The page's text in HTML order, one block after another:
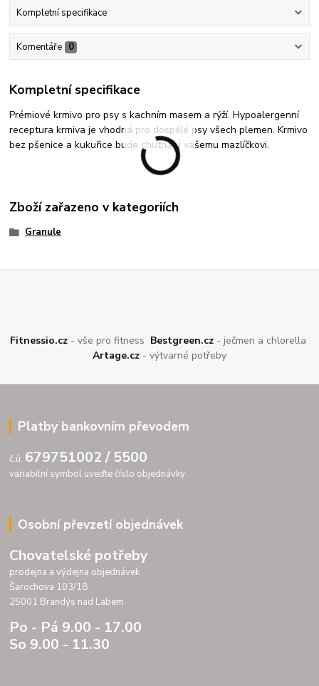
Kompletní specifikace
Komentáře 0
Kompletní specifikace
Prémiové krmivo pro psy s kachním masem a rýží. Hypoalergenní
receptura krmiva je vhodná pro dospělé psy všech plemen. Krmivo
bez pšenice a kukuřice bude chutnat i vašemu mazlíčkovi.
Zboží zařazeno v kategoriích
Granule
Fitnessio.cz - vše pro fitness Bestgreen.cz - ječmen a chlorella
Artage.cz - výtvarné potřeby
Platby bankovním převodem
č.ú. 679751002 / 5500
variabilní symbol uveďte číslo objednávky
Osobní převzetí objednávek
Chovatelské potřeby
prodejna a výdejna objednávek
Šarochova 103/18
25001 Brandýs nad Labem
Po - Pá 9.00 - 17.00
So 9.00 - 11.30